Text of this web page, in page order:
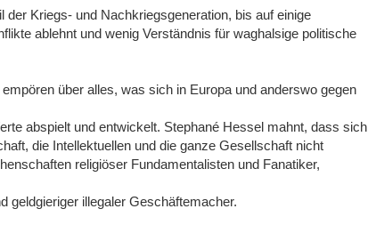
der Kriegs- und Nachkriegsgeneration, bis auf einige
ablehnt und wenig Verständnis für waghalsige politische
über alles, was sich in Europa und anderswo gegen
abspielt und entwickelt. Stephané Hessel mahnt, dass sich
die Intellektuellen und die ganze Gesellschaft nicht
religiöser Fundamentalisten und Fanatiker,
geldgieriger illegaler Geschäftemacher.